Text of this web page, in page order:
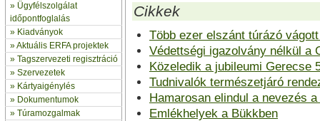
» Ügyfélszolgálat
időpontfoglalás
» Kiadványok
»Aktuális ERFA projektek
» Tagszervezeti regisztráció
» Szervezetek
» Kártyaigénylés
» Dokumentumok
» Túramozgalmak
Cikkek
Több ezer elszánt túrázó
Védettségi igazolvány nélkül a
Közeledik a jubileumi Gerecse
Tudnivalók természetjáró
Hamarosan elindul a nevezés
Emlékhelyek a Bükkben